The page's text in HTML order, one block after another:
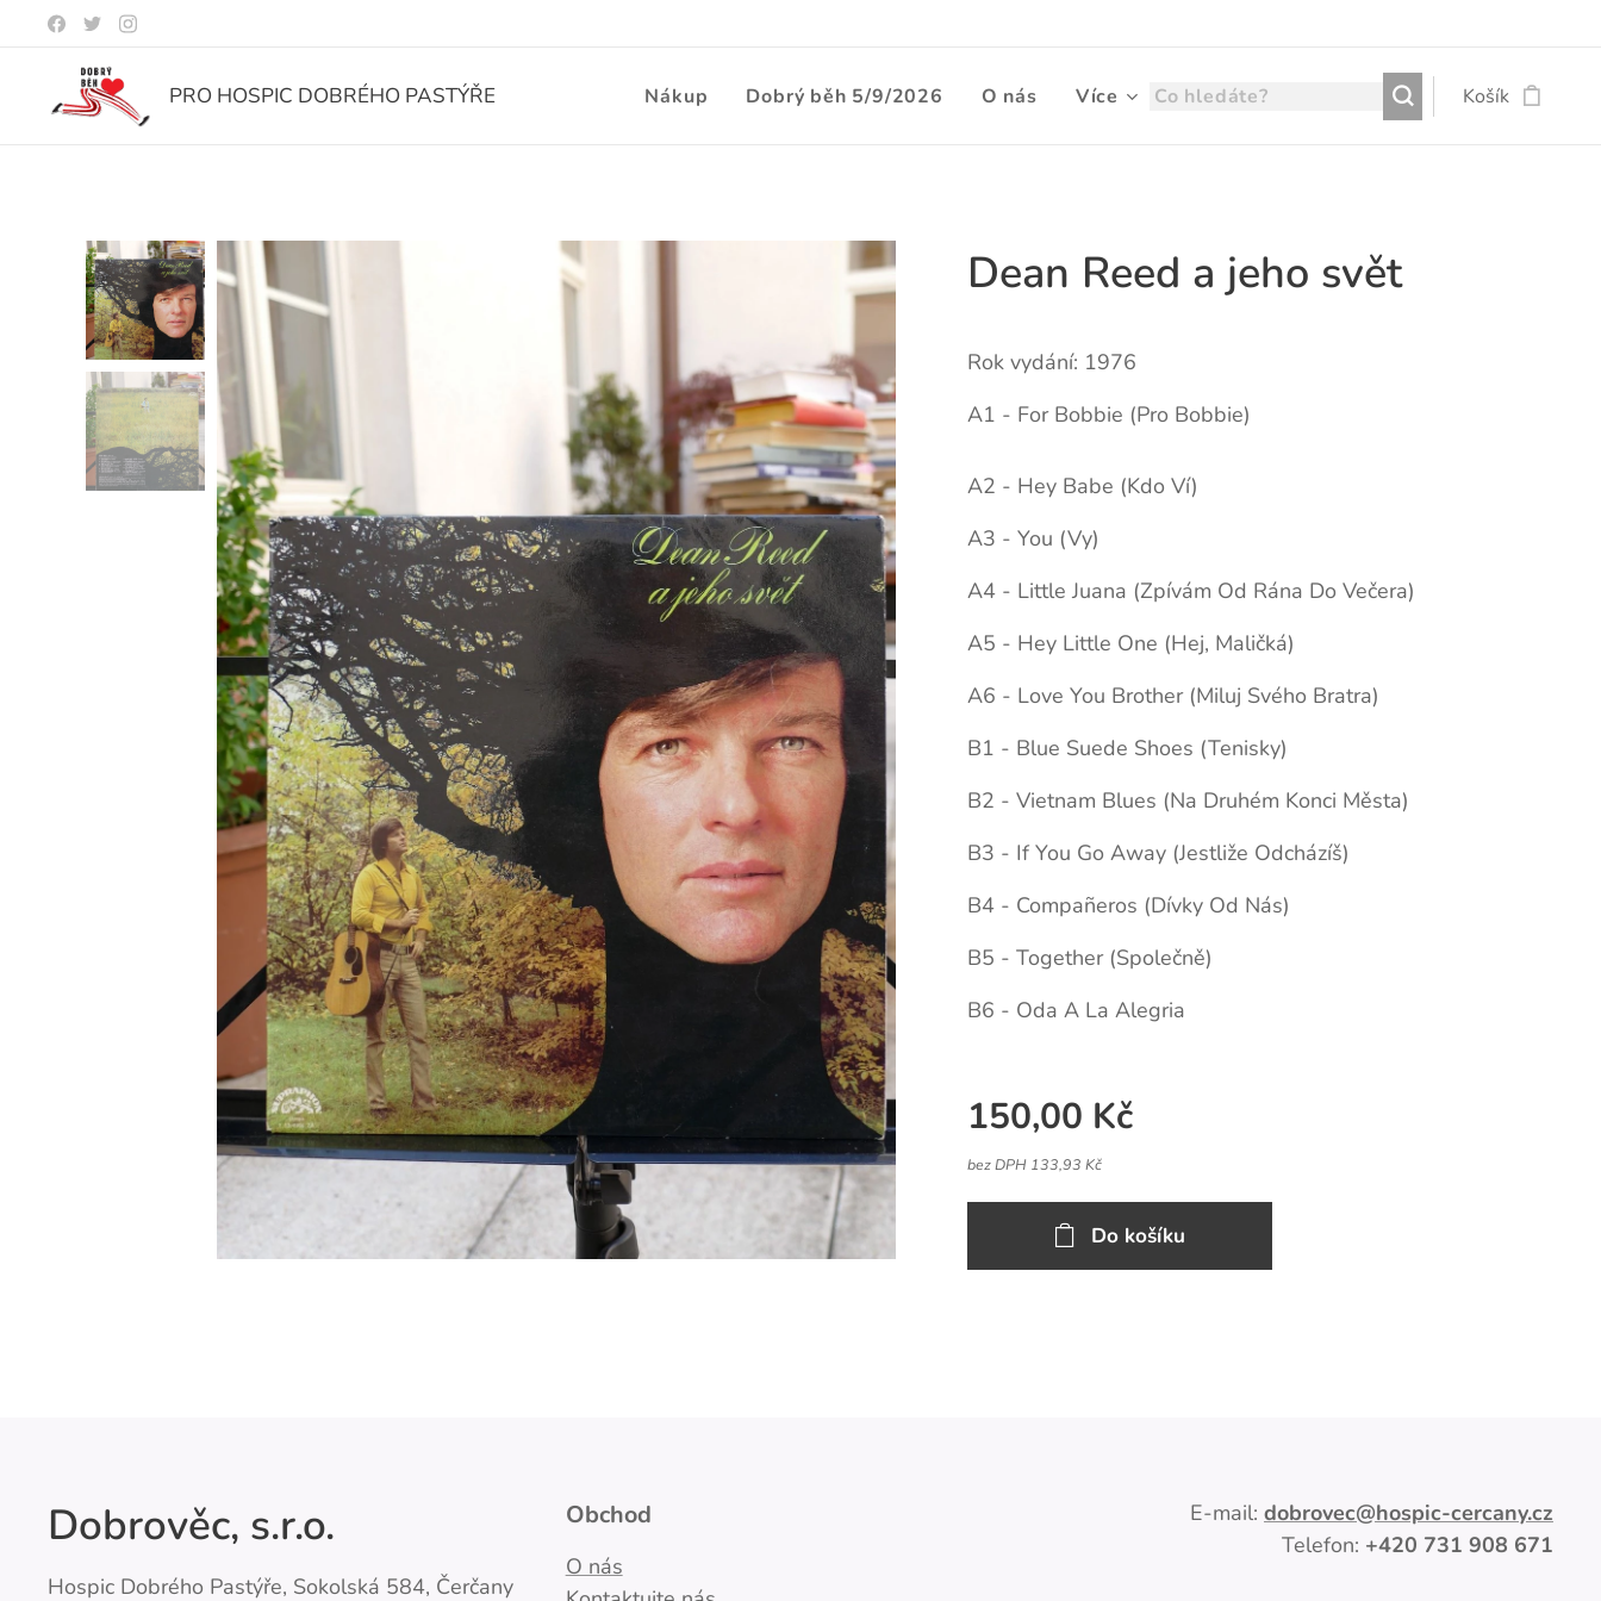
PRO HOSPIC DOBRÉHO PASTÝŘE Nákup Dobrý běh 5/9/2026 O nás Více Košík
Dean Reed a jeho svět
Rok vydání: 1976
A1 - For Bobbie (Pro Bobbie)
A2 - Hey Babe (Kdo Ví)
A3 - You (Vy)
A4 - Little Juana (Zpívám Od Rána Do Večera)
A5 - Hey Little One (Hej, Maličká)
A6 - Love You Brother (Miluj Svého Bratra)
B1 - Blue Suede Shoes (Tenisky)
B2 - Vietnam Blues (Na Druhém Konci Města)
B3 - If You Go Away (Jestliže Odcházíš)
B4 - Compañeros (Dívky Od Nás)
B5 - Together (Společně)
B6 - Oda A La Alegria
150,00 Kč
bez DPH 133,93 Kč
Do košíku
Dobrověc, s.r.o.
Hospic Dobrého Pastýře, Sokolská 584, Čerčany
Obchod
O nás
E-mail: dobrovec@hospic-cercany.cz
Telefon: +420 731 908 671